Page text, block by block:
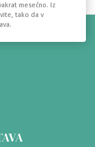
mesečno. Iz
tako da v